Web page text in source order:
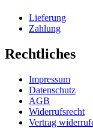
Lieferung
Zahlung
Rechtliches
Impressum
Datenschutz
AGB
Widerrufsrecht
Vertrag